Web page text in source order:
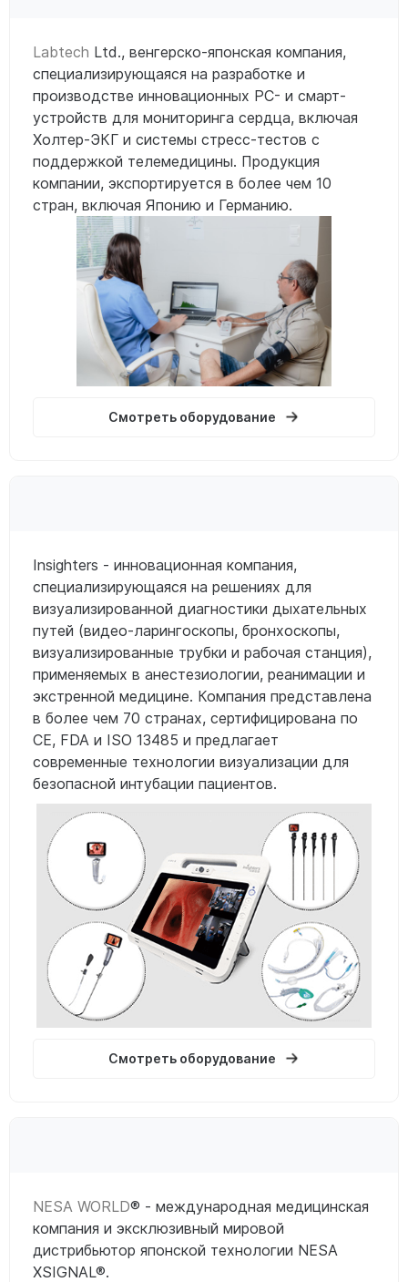
Labtech Ltd., венгерско-японская компания,
специализирующаяся на разработке и
производстве инновационных PC- и смарт-
устройств для мониторинга сердца, включая
Холтер-ЭКГ и системы стресс-тестов с
поддержкой телемедицины. Продукция
компании, экспортируется в более чем 10
стран, включая Японию и Германию.
Смотреть оборудование
Insighters - инновационная компания,
специализирующаяся на решениях для
визуализированной диагностики дыхательных
путей (видео-ларингоскопы, бронхоскопы,
визуализированные трубки и рабочая станция),
применяемых в анестезиологии, реанимации и
экстренной медицине. Компания представлена
в более чем 70 странах, сертифицирована по
CE, FDA и ISO 13485 и предлагает
современные технологии визуализации для
безопасной интубации пациентов.
Смотреть оборудование
NESA WORLD® - международная медицинская
компания и эксклюзивный мировой
дистрибьютор японской технологии NESA
XSIGNAL®.